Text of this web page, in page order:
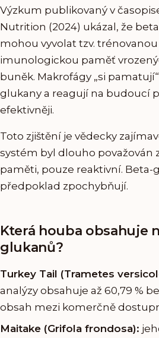
Výzkum publikovaný v
Nutrition (2024) ukázal, že
mohou vyvolat tzv.
imunologickou paměť
buněk. Makrofágy „si
glukany a reagují na budoucí
efektivněji.
Toto zjištění je vědecky
systém byl dlouho považován
paměti, pouze reaktivní. Beta-
předpoklad zpochybňují.
Která houba obsahuje
glukanů?
Turkey Tail (Trametes
analýzy obsahuje až 60,79 %
obsah mezi komerčně
Maitake (Grifola frondosa):